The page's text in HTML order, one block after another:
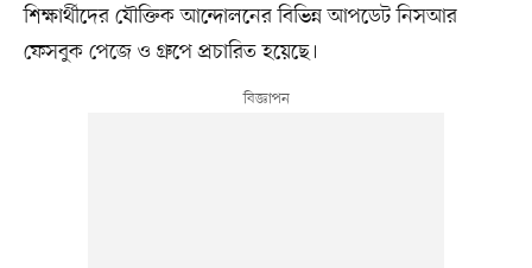
শিক্ষার্থীদের যৌক্তিক আন্দোলনের বিভিন্ন আপডেট নিসআর
ফেসবুক পেজে ও গ্রুপে প্রচারিত হয়েছে।